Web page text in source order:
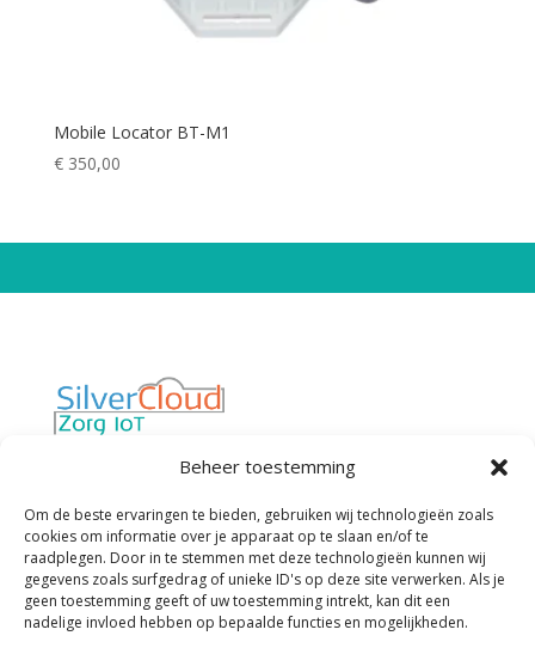
Beheer toestemming
Om de beste ervaringen te bieden, gebruiken wij technologieën zoals
cookies om informatie over je apparaat op te slaan en/of te
raadplegen. Door in te stemmen met deze technologieën kunnen wij
gegevens zoals surfgedrag of unieke ID's op deze site verwerken. Als je
geen toestemming geeft of uw toestemming intrekt, kan dit een
nadelige invloed hebben op bepaalde functies en mogelijkheden.
Mobile Locator BT-M1
€350,00
Van “werken met technologie in de zorg”
naar “technologie die werkt voor de zorg”
Privacybeleid
Cookiebeleid
Algemene Voorwaarden
Contactgegevens